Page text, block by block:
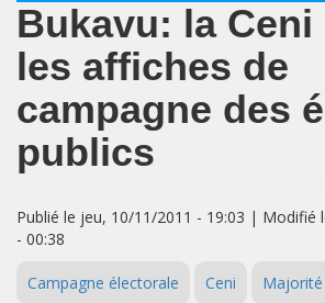
Bukavu: la Ceni
les affiches de
campagne des
publics
Publié le jeu, 10/11/2011 - 19:03 | Modifié
- 00:38
Campagne électorale Ceni